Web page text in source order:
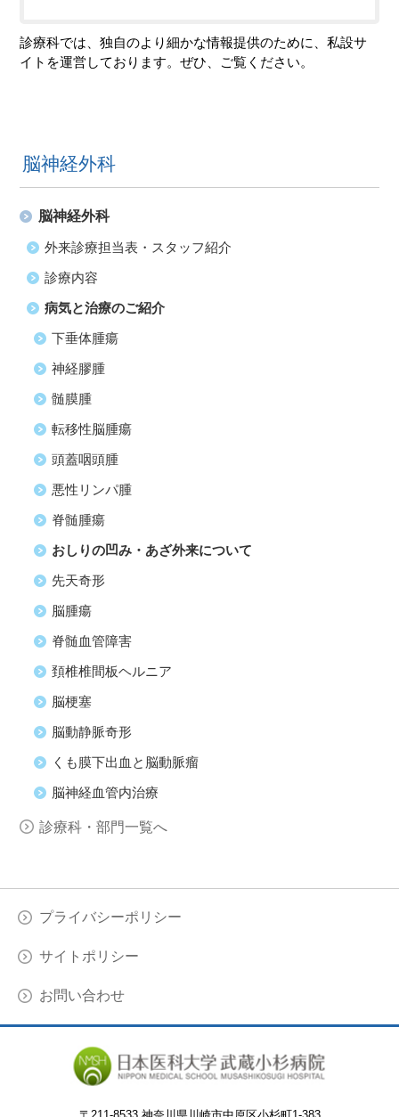
診療科では、独自のより細かな情報提供のために、私設サ
イトを運営しております。ぜひ、ご覧ください。
脳神経外科
脳神経外科
外来診療担当表・スタッフ紹介
診療内容
病気と治療のご紹介
下垂体腫瘍
神経膠腫
髄膜腫
転移性脳腫瘍
頭蓋咽頭腫
悪性リンパ腫
脊髄腫瘍
おしりの凹み・あざ外来について
先天奇形
脳腫瘍
脊髄血管障害
頚椎椎間板ヘルニア
脳梗塞
脳動静脈奇形
くも膜下出血と脳動脈瘤
脳神経血管内治療
診療科・部門一覧へ
プライバシーポリシー
サイトポリシー
お問い合わせ